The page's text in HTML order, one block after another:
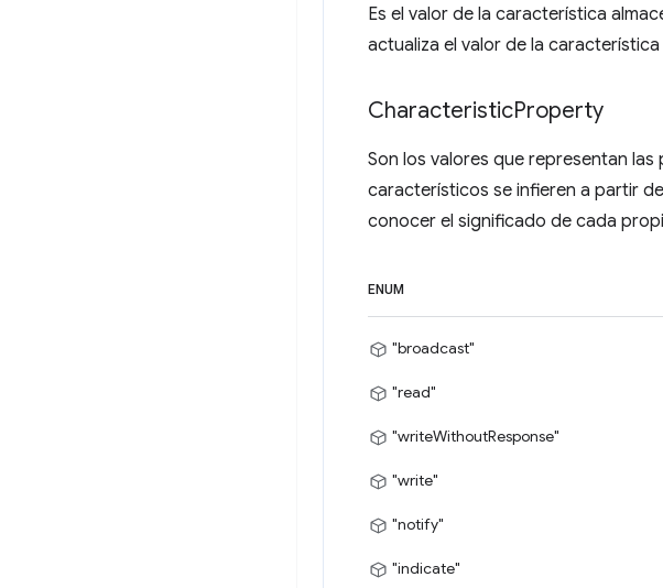
Es el valor de la característica
actualiza el valor de la
CharacteristicProperty
Son los valores que representan
característicos se infieren a partir
conocer el significado de cada
ENUM
"broadcast"
"read"
"writeWithoutResponse"
"write"
"notify"
"indicate"